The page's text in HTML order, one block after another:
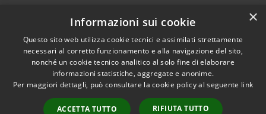
RSS
Accessibilità
Copyright © 2026 • Comune di
Municipium• Accesso
×
Informazioni sui cookie
Questo sito web utilizza cookie tecnici e assimilati strettamente
necessari al corretto funzionamento e alla navigazione del sito,
nonché un cookie tecnico analitico al solo fine di elaborare
informazioni statistiche, aggregate e anonime.
Per maggiori dettagli, può consultare la cookie policy al seguente link
ACCETTA TUTTO RIFIUTA TUTTO